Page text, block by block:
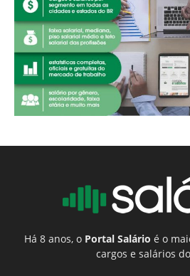
Há 8 anos, o Portal Salário é o
cargos e salários